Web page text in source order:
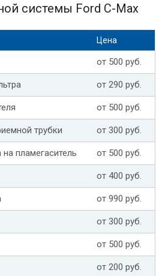
системы Ford C-Max
Цена
от 500 руб.
от 290 руб.
от 500 руб.
трубки от 300 руб.
пламегаситель от 500 руб.
от 400 руб.
от 990 руб.
от 300 руб.
от 500 руб.
от 200 руб.